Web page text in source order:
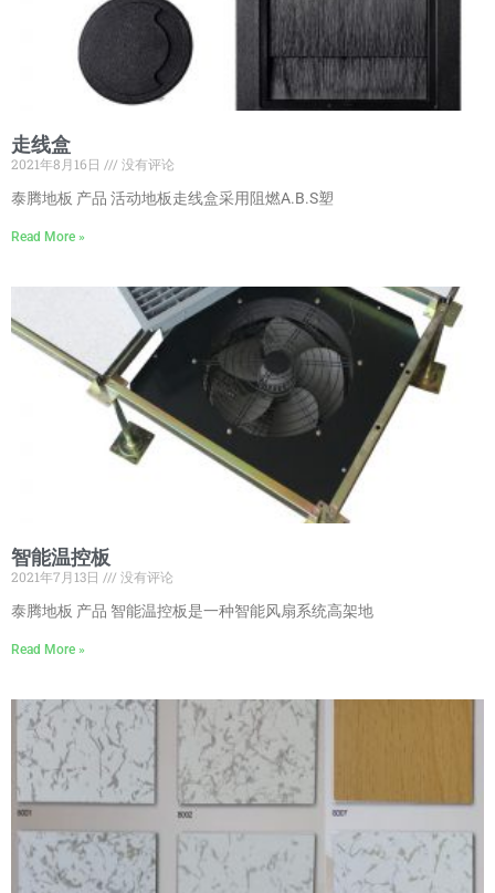
走线盒
2021年8月16日
没有评论
泰腾地板 产品 活动地板走线盒采用阻燃A.B.S塑
Read More »
智能温控板
2021年7月13日
没有评论
泰腾地板 产品 智能温控板是一种智能风扇系统高架地
Read More »